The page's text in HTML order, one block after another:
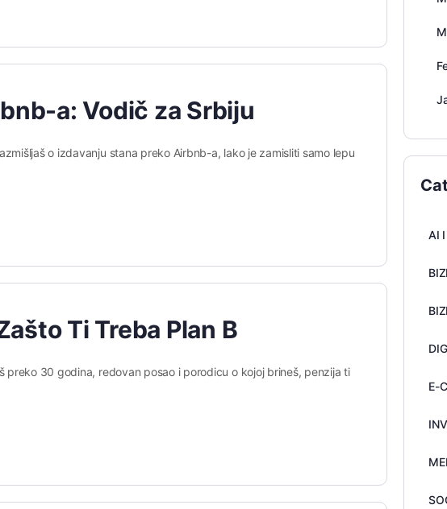
a: Vodič za Srbiju
o izdavanju stana preko Airbnb-a, lako je zamisliti samo lepu
Ti Treba Plan B
preko 30 godina, redovan posao i porodicu o kojoj brineš, penzija ti
AI
E-